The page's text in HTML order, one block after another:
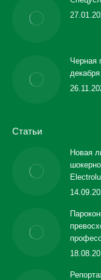
Черная
декабря
Статьи
Новая